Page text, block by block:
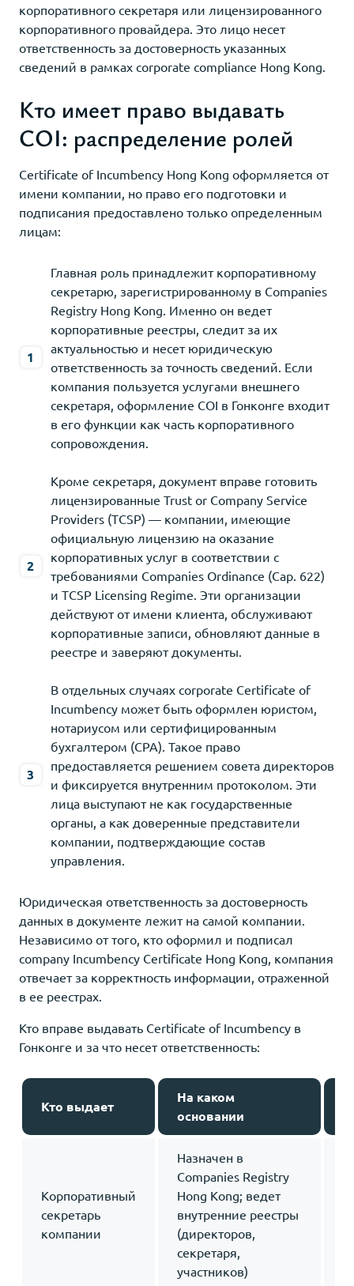
корпоративного секретаря или лицензированного
корпоративного провайдера. Это лицо несет
ответственность за достоверность указанных
сведений в рамках corporate compliance Hong Kong.
Кто имеет право выдавать
COI: распределение ролей
Certificate of Incumbency Hong Kong оформляется от
имени компании, но право его подготовки и
подписания предоставлено только определенным
лицам:
Главная роль принадлежит корпоративному
секретарю, зарегистрированному в Companies
Registry Hong Kong. Именно он ведет
корпоративные реестры, следит за их
актуальностью и несет юридическую
ответственность за точность сведений. Если
компания пользуется услугами внешнего
секретаря, оформление COI в Гонконге входит
в его функции как часть корпоративного
сопровождения.
Кроме секретаря, документ вправе готовить
лицензированные Trust or Company Service
Providers (TCSP) — компании, имеющие
официальную лицензию на оказание
корпоративных услуг в соответствии с
требованиями Companies Ordinance (Cap. 622)
и TCSP Licensing Regime. Эти организации
действуют от имени клиента, обслуживают
корпоративные записи, обновляют данные в
реестре и заверяют документы.
В отдельных случаях corporate Certificate of
Incumbency может быть оформлен юристом,
нотариусом или сертифицированным
бухгалтером (CPA). Такое право
предоставляется решением совета директоров
и фиксируется внутренним протоколом. Эти
лица выступают не как государственные
органы, а как доверенные представители
компании, подтверждающие состав
управления.
Юридическая ответственность за достоверность
данных в документе лежит на самой компании.
Независимо от того, кто оформил и подписал
company Incumbency Certificate Hong Kong, компания
отвечает за корректность информации, отраженной
в ее реестрах.
Кто вправе выдавать Certificate of Incumbency в
Гонконге и за что несет ответственность:
Кто выдает
На каком
основании
Корпоративный
секретарь
компании
Назначен в
Companies Registry
Hong Kong; ведет
внутренние реестры
(директоров,
секретаря,
участников)